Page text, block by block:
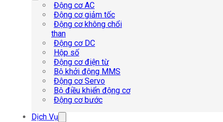
Động cơ AC
Động cơ giảm tốc
Động cơ không chổi
than
Động cơ DC
Hộp số
Động cơ điện từ
Bộ khởi động MMS
Động cơ Servo
Bộ điều khiển động cơ
Động cơ bước
Dịch Vụ